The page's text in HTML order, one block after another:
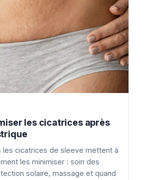
les cicatrices après
les cicatrices de sleeve mettent à
les minimiser : soin des
solaire, massage et quand